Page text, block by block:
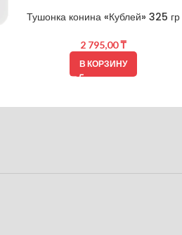
Тушонка конина «Кублей» 325 гр
2 795,00₸
В КОРЗИНУ